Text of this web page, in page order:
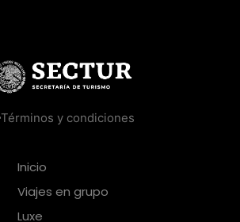
Términos y condiciones
Inicio
Viajes en grupo
Luxe